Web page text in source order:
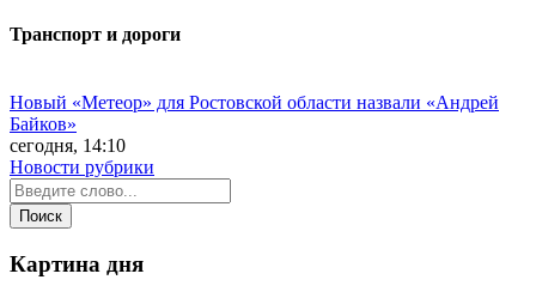
Транспорт и дороги
Новый «Метеор» для Ростовской области назвали «Андрей
Байков»
сегодня, 14:10
Новости рубрики
Картина дня